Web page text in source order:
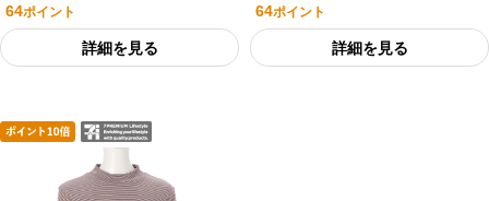
64ポイント
詳細を見る
64ポイント
詳細を見る